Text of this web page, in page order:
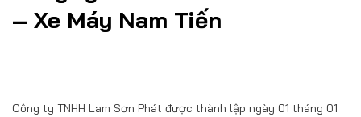
– Xe Máy Nam Tiến
Công ty TNHH Lam Sơn Phát được thành lập ngày 01 tháng 01